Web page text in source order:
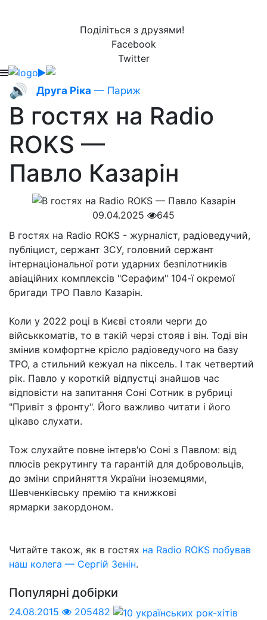
Поділіться з друзями!
Facebook
Twitter
🔊 Друга Ріка — Париж
В гоcтях на Radio
ROKS —
Павло Казарін
09.04.2025
645
В гостях на Radio ROKS - журналіст, радіоведучий,
публіцист, сержант ЗСУ, головний сержант
інтернаціональної роти ударних безпілотників
авіаційних комплексів "Серафим" 104-ї окремої
бригади ТРО Павло Казарін.
Коли у 2022 році в Києві стояли черги до
військкоматів, то в такій черзі стояв і він. Тоді він
змінив комфортне крісло радіоведучого на базу
ТРО, а стильний кежуал на піксель. І так четвертий
рік. Павло у короткій відпустці знайшов час
відповісти на запитання Соні Сотник в рубриці
"Привіт з фронту". Його важливо читати і його
цікаво слухати.
Тож слухайте повне інтерв'ю Соні з Павлом: від
плюсів рекрутингу та гарантій для добровольців,
до зміни сприйняття України іноземцями,
Шевченківську премію та книжкові
ярмарки закордоном.
Читайте також, як в гоcтях на Radio ROKS побував
наш колега — Сергій Зенін.
Популярні добірки
24.08.2015
205482